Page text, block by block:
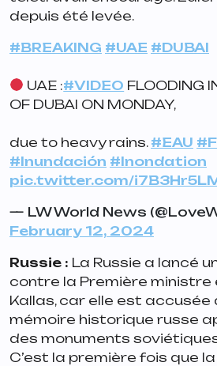
depuis été levée.
#BREAKING #UAE #DUBAI
UAE :#VIDEO FLOODING
OF DUBAI ON MONDAY,
due to heavy rains. #EAU
#Inundación #Inondation
pic.twitter.com/
— LW World News
February 12, 2024
Russie : La Russie a lancé
contre la Première ministre
Kallas, car elle est accusée
mémoire historique russe
des monuments
C’est la première fois que